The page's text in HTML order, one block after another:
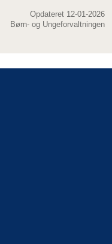
Opdateret 12-01-2026
Børn- og Ungeforvaltningen